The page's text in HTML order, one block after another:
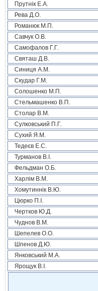
Прутнік Е.А.
Рева Д.О.
Романюк М.П.
Савчук О.В.
Самофалов Г.Г.
Святаш Д.В.
Синиця А.М.
Скудар Г.М.
Солошенко М.П.
Стельмашенко В.П.
Столар В.М.
Сулковський П.Г.
Сухий Я.М.
Тедеєв Е.С.
Турманов В.І.
Фельдман О.Б.
Харлім В.М.
Хомутиннік В.Ю.
Цюрко П.І.
Чертков Ю.Д.
Чуднов В.М.
Шепелев О.О.
Шпенов Д.Ю.
Янковський М.А.
Ярощук В.І.